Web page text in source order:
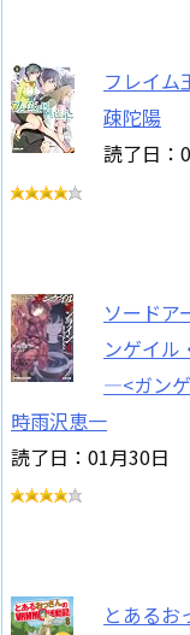
フレイム
疎陀陽
読了日：
ソード
ンゲイ
―<ガン
時雨沢恵一
読了日：01月30日
とあるお